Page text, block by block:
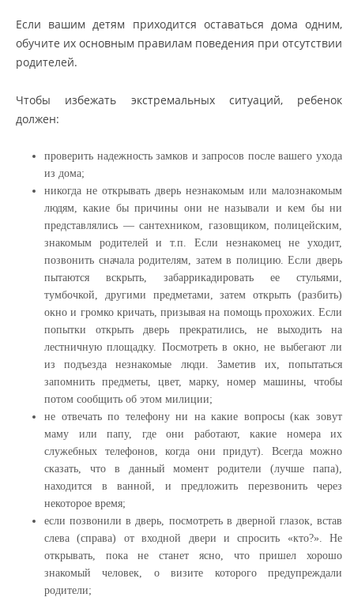
Если вашим детям приходится оставаться дома одним,
обучите их основным правилам поведения при отсутствии
родителей.
Чтобы избежать экстремальных ситуаций, ребенок
должен:
проверить надежность замков и запросов после вашего ухода
из дома;
никогда не открывать дверь незнакомым или малознакомым
людям, какие бы причины они не называли и кем бы ни
представлялись — сантехником, газовщиком, полицейским,
знакомым родителей и т.п. Если незнакомец не уходит,
позвонить сначала родителям, затем в полицию. Если дверь
пытаются вскрыть, забаррикадировать ее стульями,
тумбочкой, другими предметами, затем открыть (разбить)
окно и громко кричать, призывая на помощь прохожих. Если
попытки открыть дверь прекратились, не выходить на
лестничную площадку. Посмотреть в окно, не выбегают ли
из подъезда незнакомые люди. Заметив их, попытаться
запомнить предметы, цвет, марку, номер машины, чтобы
потом сообщить об этом милиции;
не отвечать по телефону ни на какие вопросы (как зовут
маму или папу, где они работают, какие номера их
служебных телефонов, когда они придут). Всегда можно
сказать, что в данный момент родители (лучше папа),
находится в ванной, и предложить перезвонить через
некоторое время;
если позвонили в дверь, посмотреть в дверной глазок, встав
слева (справа) от входной двери и спросить «кто?». Не
открывать, пока не станет ясно, что пришел хорошо
знакомый человек, о визите которого предупреждали
родители;